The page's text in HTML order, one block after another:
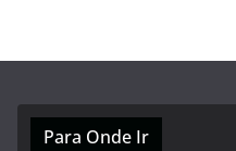
Para Onde Ir